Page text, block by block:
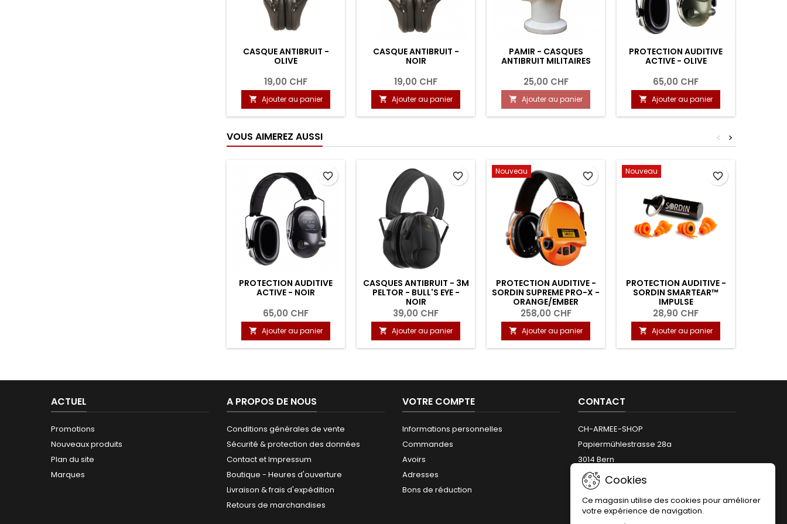
CASQUE ANTIBRUIT -
OLIVE
19,00 CHF
 Ajouter au panier
CASQUE ANTIBRUIT -
NOIR
19,00 CHF
 Ajouter au panier
PAMIR - CASQUES
ANTIBRUIT MILITAIRES
25,00 CHF
 Ajouter au panier
PROTECTION AUDITIVE
ACTIVE - OLIVE
65,00 CHF
 Ajouter au panier
VOUS AIMEREZ AUSSI >
<
PROTECTION AUDITIVE
ACTIVE - NOIR
65,00 CHF
 Ajouter au panier
favorite_border
CASQUES ANTIBRUIT - 3M
PELTOR - BULL'S EYE -
NOIR
39,00 CHF
 Ajouter au panier
favorite_border Nouveau
PROTECTION AUDITIVE -
SORDIN SUPREME PRO-X -
ORANGE/EMBER
258,00 CHF
 Ajouter au panier
favorite_border Nouveau
PROTECTION AUDITIVE -
SORDIN SMARTEAR™
IMPULSE
28,90 CHF
 Ajouter au panier
favorite_border
ACTUEL
Promotions
Nouveaux produits
Plan du site
Marques
A PROPOS DE NOUS
Conditions générales de vente
Sécurité & protection des données
Contact et Impressum
Boutique - Heures d'ouverture
Livraison & frais d'expédition
Retours de marchandises
VOTRE COMPTE
Informations personnelles
Commandes
Avoirs
Adresses
Bons de réduction
CONTACT
CH-ARMEE-SHOP
Papiermühlestrasse 28a
3014 Bern
Téléphone:
+41 (0)31 312 12 66
Email:
Cookies
Ce magasin utilise des cookies pour améliorer
votre expérience de navigation.